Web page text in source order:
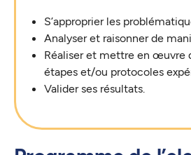
S’approprier les
Analyser et raisonner de
Réaliser et mettre en œuvre
étapes et/ou protocoles
Valider ses résultats.